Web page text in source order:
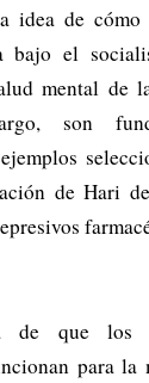
idea de
bajo el
mental de
son
de Hari
de que los
para la